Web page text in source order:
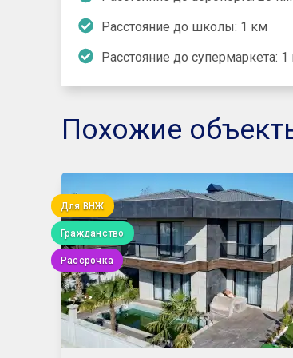
Расстояние до школы: 1 км
Расстояние до супермаркета: 1
Похожие
Для ВНЖ
Гражданство
Рассрочка